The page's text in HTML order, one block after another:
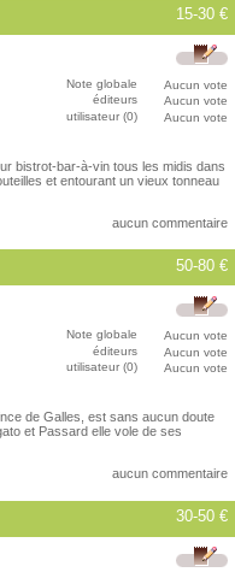
15-30 €
Note globale
Aucun vote
éditeurs
Aucun vote
utilisateur (0)
Aucun vote
bistrot-bar-à-vin tous les midis dans
et entourant un vieux tonneau
aucun commentaire
50-80 €
Note globale
Aucun vote
éditeurs
Aucun vote
utilisateur (0)
Aucun vote
de Galles, est sans aucun doute
et Passard elle vole de ses
aucun commentaire
30-50 €